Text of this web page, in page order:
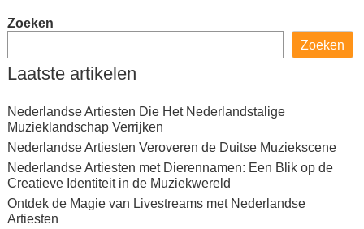
Zoeken
Zoeken
Laatste artikelen
Nederlandse Artiesten Die Het Nederlandstalige
Muzieklandschap Verrijken
Nederlandse Artiesten Veroveren de Duitse Muziekscene
Nederlandse Artiesten met Dierennamen: Een Blik op de
Creatieve Identiteit in de Muziekwereld
Ontdek de Magie van Livestreams met Nederlandse
Artiesten